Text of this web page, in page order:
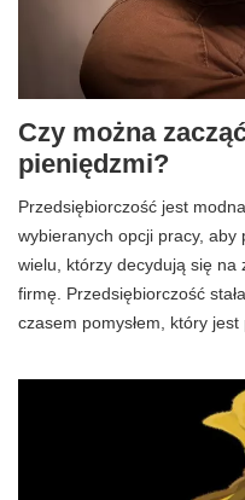
Czy można
pieniędzmi?
Przedsiębiorczość jest
wybieranych opcji pracy,
wielu, którzy decydują się na
firmę. Przedsiębiorczość
czasem pomysłem, który